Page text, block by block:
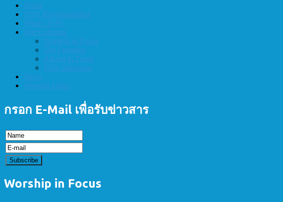
Home
TOV Recommended
What's TOV
Our Columns
Worship in Focus
The Frontline
Album in Trend
TOV Interview
News
Worship Links
กรอก E-Mail เพื่อรับข่าวสาร
Worship in Focus